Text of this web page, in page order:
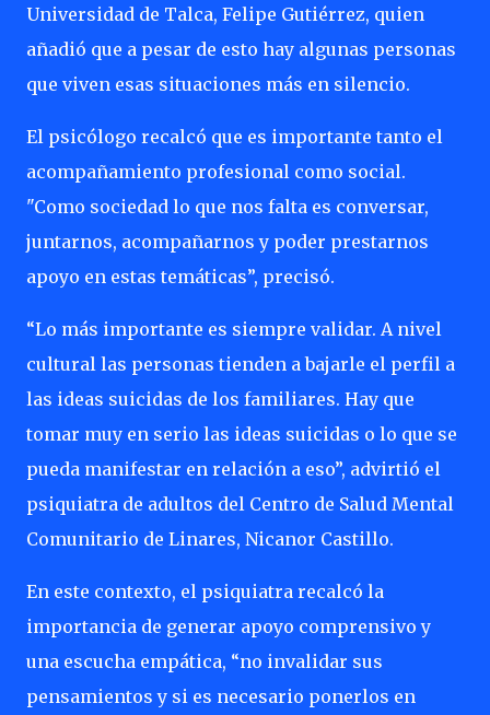
Universidad de Talca, Felipe Gutiérrez, quien
añadió que a pesar de esto hay algunas personas
que viven esas situaciones más en silencio.
El psicólogo recalcó que es importante tanto el
acompañamiento profesional como social.
"Como sociedad lo que nos falta es conversar,
juntarnos, acompañarnos y poder prestarnos
apoyo en estas temáticas”, precisó.
“Lo más importante es siempre validar. A nivel
cultural las personas tienden a bajarle el perfil a
las ideas suicidas de los familiares. Hay que
tomar muy en serio las ideas suicidas o lo que se
pueda manifestar en relación a eso”, advirtió el
psiquiatra de adultos del Centro de Salud Mental
Comunitario de Linares, Nicanor Castillo.
En este contexto, el psiquiatra recalcó la
importancia de generar apoyo comprensivo y
una escucha empática, “no invalidar sus
pensamientos y si es necesario ponerlos en